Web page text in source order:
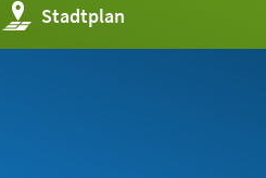
Stadtplan
(Öffnet
in
einem